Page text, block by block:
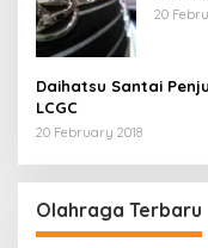
20
Daihatsu Santai
LCGC
20 February 2018
Olahraga Terbaru